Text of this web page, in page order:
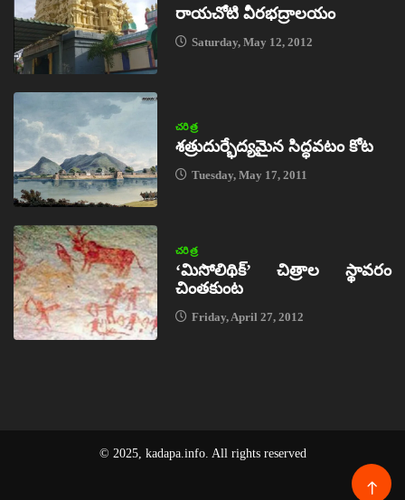
రాయచోటి వీరభద్రాలయం
Saturday, May 12, 2012
చరిత్ర
శత్రుదుర్భేద్యమైన సిద్ధవటం కోట
Tuesday, May 17, 2011
చరిత్ర
‘మిసోలిథిక్‌’ చిత్రాల స్థావరం
చింతకుంట
Friday, April 27, 2012
© 2025, kadapa.info. All rights reserved